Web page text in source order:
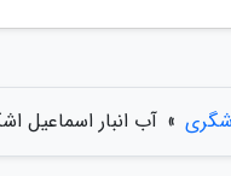
» آب انبار اسماعیل